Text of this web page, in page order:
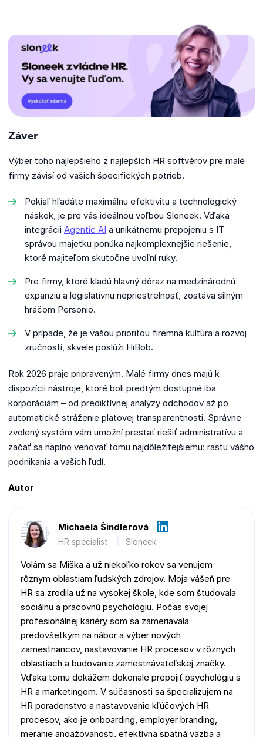
Záver
Výber toho najlepšieho z najlepších HR softvérov pre malé
firmy závisí od vašich špecifických potrieb.
Pokiaľ hľadáte maximálnu efektivitu a technologický
náskok, je pre vás ideálnou voľbou Sloneek. Vďaka
integrácii Agentic AI a unikátnemu prepojeniu s IT
správou majetku ponúka najkomplexnejšie riešenie,
ktoré majiteľom skutočne uvoľní ruky.
Pre firmy, ktoré kladú hlavný dôraz na medzinárodnú
expanziu a legislatívnu nepriestrelnosť, zostáva silným
hráčom Personio.
V prípade, že je vašou prioritou firemná kultúra a rozvoj
zručností, skvele poslúži HiBob.
Rok 2026 praje pripraveným. Malé firmy dnes majú k
dispozícii nástroje, ktoré boli predtým dostupné iba
korporáciám – od prediktívnej analýzy odchodov až po
automatické stráženie platovej transparentnosti. Správne
zvolený systém vám umožní prestať riešiť administratívu a
začať sa naplno venovať tomu najdôležitejšiemu: rastu vášho
podnikania a vašich ľudí.
Autor
Michaela Šindlerová
HR specialist Sloneek
Volám sa Miška a už niekoľko rokov sa venujem
rôznym oblastiam ľudských zdrojov. Moja vášeň pre
HR sa zrodila už na vysokej škole, kde som študovala
sociálnu a pracovnú psychológiu. Počas svojej
profesionálnej kariéry som sa zameriavala
predovšetkým na nábor a výber nových
zamestnancov, nastavovanie HR procesov v rôznych
oblastiach a budovanie zamestnávateľskej značky.
Vďaka tomu dokážem dokonale prepojiť psychológiu s
HR a marketingom. V súčasnosti sa špecializujem na
HR poradenstvo a nastavovanie kľúčových HR
procesov, ako je onboarding, employer branding,
meranie angažovanosti, efektívna spätná väzba a